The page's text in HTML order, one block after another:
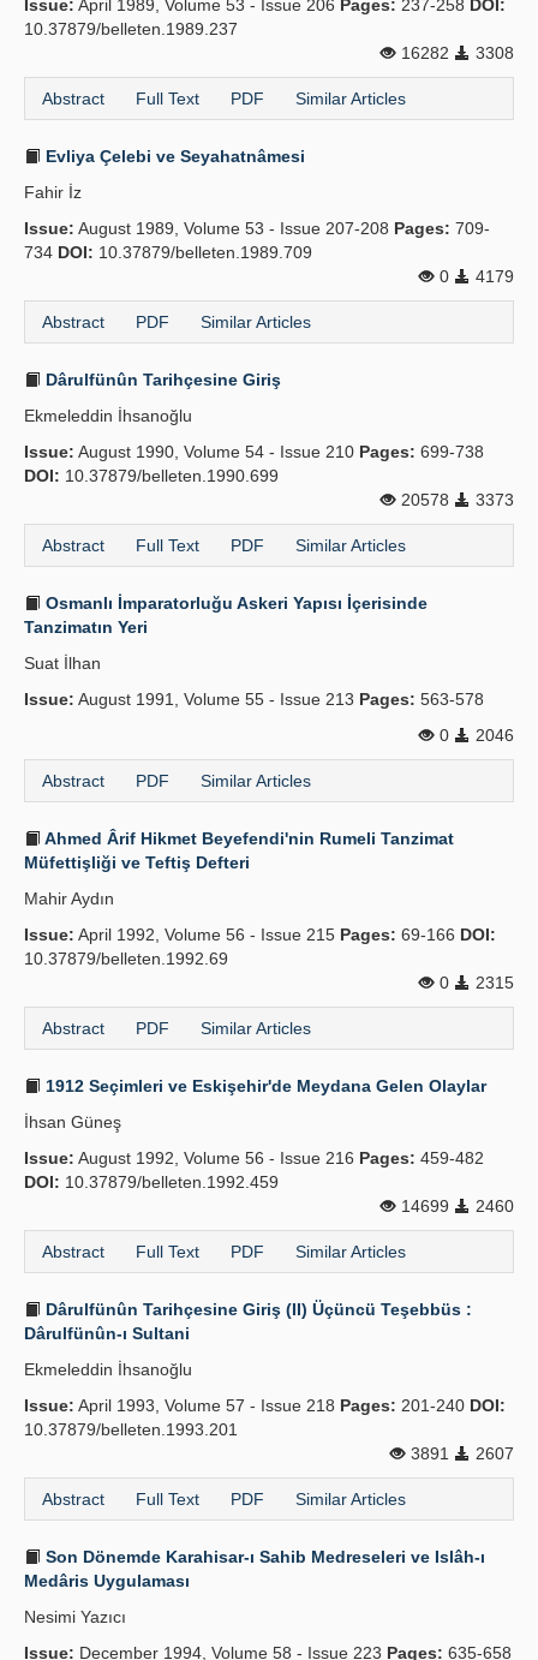
Issue: April 1989, Volume 53 - Issue 206 Pages: 237-258 DOI:
10.37879/belleten.1989.237
16282
3308
Abstract Full Text PDF Similar Articles
Evliya Çelebi ve Seyahatnâmesi
Fahir İz
Issue: August 1989, Volume 53 - Issue 207-208 Pages: 709-
734 DOI: 10.37879/belleten.1989.709
0
4179
Abstract PDF Similar Articles
Dârulfünûn Tarihçesine Giriş
Ekmeleddin İhsanoğlu
Issue: August 1990, Volume 54 - Issue 210 Pages: 699-738
DOI: 10.37879/belleten.1990.699
20578
3373
Abstract Full Text PDF Similar Articles
Osmanlı İmparatorluğu Askeri Yapısı İçerisinde
Tanzimatın Yeri
Suat İlhan
Issue: August 1991, Volume 55 - Issue 213 Pages: 563-578
0
2046
Abstract PDF Similar Articles
Ahmed Ârif Hikmet Beyefendi'nin Rumeli Tanzimat
Müfettişliği ve Teftiş Defteri
Mahir Aydın
Issue: April 1992, Volume 56 - Issue 215 Pages: 69-166 DOI:
10.37879/belleten.1992.69
0
2315
Abstract PDF Similar Articles
1912 Seçimleri ve Eskişehir'de Meydana Gelen Olaylar
İhsan Güneş
Issue: August 1992, Volume 56 - Issue 216 Pages: 459-482
DOI: 10.37879/belleten.1992.459
14699
2460
Abstract Full Text PDF Similar Articles
Dârulfünûn Tarihçesine Giriş (II) Üçüncü Teşebbüs :
Dârulfünûn-ı Sultani
Ekmeleddin İhsanoğlu
Issue: April 1993, Volume 57 - Issue 218 Pages: 201-240 DOI:
10.37879/belleten.1993.201
3891
2607
Abstract Full Text PDF Similar Articles
Son Dönemde Karahisar-ı Sahib Medreseleri ve Islâh-ı
Medâris Uygulaması
Nesimi Yazıcı
Issue: December 1994, Volume 58 - Issue 223 Pages: 635-658